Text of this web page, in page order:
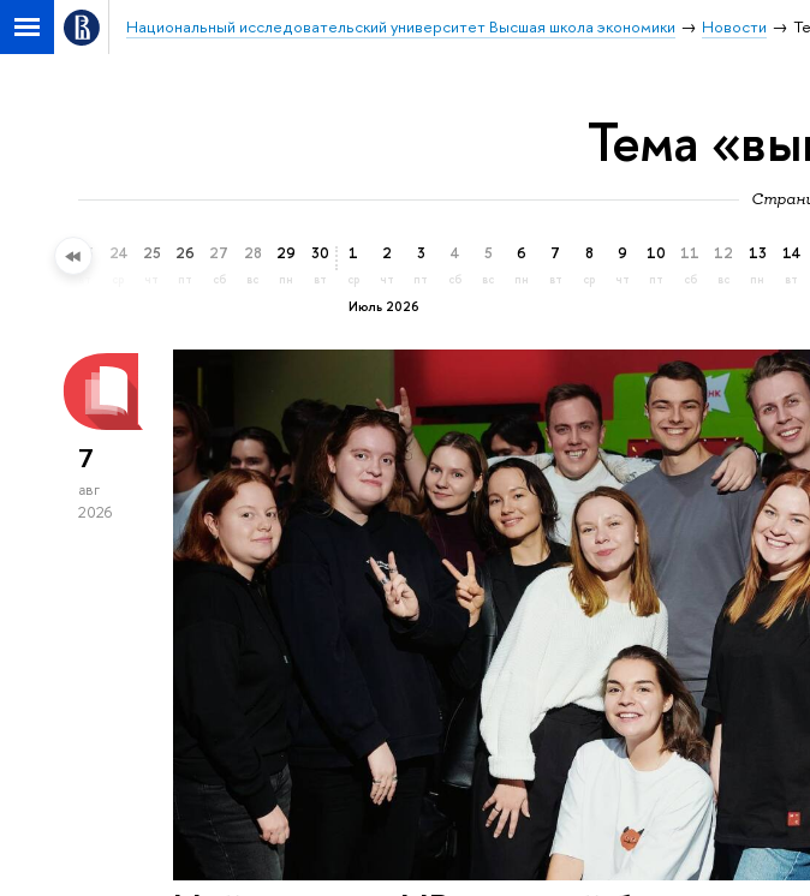
Национальный исследовательский университет Высшая школа экономики Новости
Тема
23 24 25 26
пт
27
сб
28
вс
29
пн
30
вт
Июль 2026
1
ср
2
чт
3
пт
4
сб
5
вс
6
пн
7
вт
8
ср
9
чт
10
пт
11
сб
12
вс
13
пн
14
вт
7
авг
2026